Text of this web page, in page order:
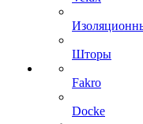
Шторы
Fakro
Docke